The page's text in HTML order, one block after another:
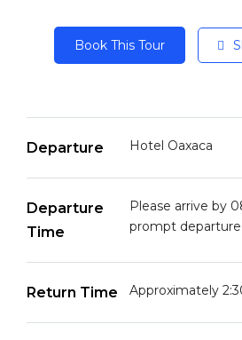
Book This Tour
Departure Hotel Oaxaca
Departure
Time
Please arrive by
prompt
Return Time Approximately